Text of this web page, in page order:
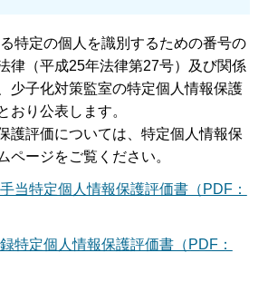
特定の個人を識別するための番号の
律（平成25年法律第27号）及び関係
少子化対策監室の特定個人情報保護
おり公表します。
護評価については、特定個人情報保
ページをご覧ください。
当特定個人情報保護評価書（PDF：
特定個人情報保護評価書（PDF：